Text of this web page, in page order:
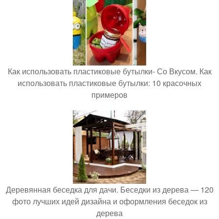
Как использовать пластиковые бутылки- Со Вкусом. Как
использовать пластиковые бутылки: 10 красочных
примеров
Деревянная беседка для дачи. Беседки из дерева — 120
фото лучших идей дизайна и оформления беседок из
дерева